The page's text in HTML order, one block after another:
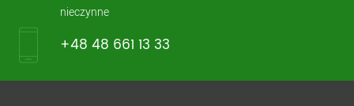
nieczynne
+48 48 661 13 33